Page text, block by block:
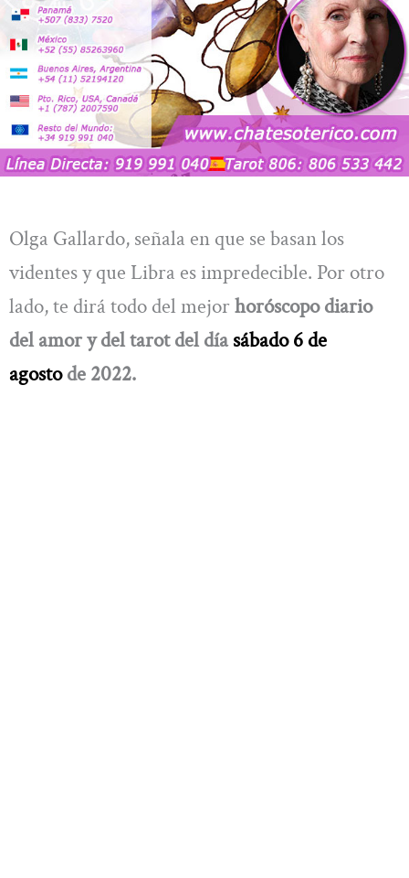
Olga Gallardo, señala en que se basan los
videntes y que Libra es impredecible. Por otro
lado, te dirá todo del mejorhoróscopo diario
del amor y del tarot del día sábado 6 de
agosto de 2022.